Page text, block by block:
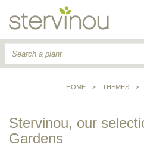
HOME > THEMES >
Stervinou, our
Gardens